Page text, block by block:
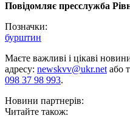
Повідомляє пресслужба
Позначки:
бурштин
Маєте важливі і цікаві
адресу: newskvv@ukr.netабо
098 37 98 993.
Новини партнерів:
Читайте також: